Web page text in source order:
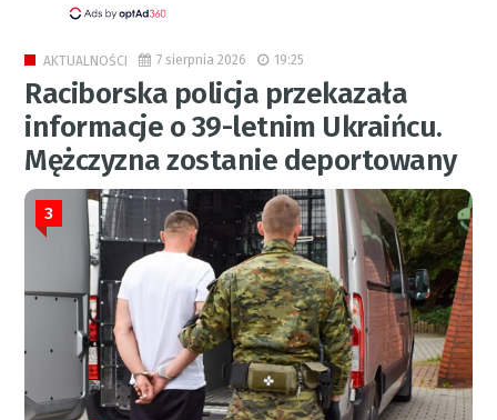
AKTUALNOŚCI 7 sierpnia 2026 19:25
Raciborska policja przekazała
informacje o 39-letnim Ukraińcu.
Mężczyzna zostanie deportowany
3